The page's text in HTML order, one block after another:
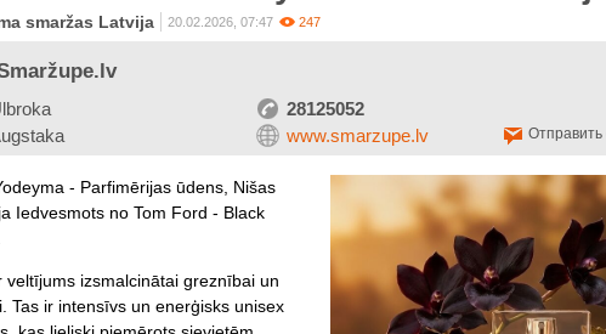
smaržas Latvija 20.02.2026, 07:47 247
28125052
www.smarzupe.lv
- Parfimērijas ūdens, Nišas
Iedvesmots no Tom Ford - Black
veltījums izsmalcinātai greznībai un
Tas ir intensīvs un enerģisks unisex